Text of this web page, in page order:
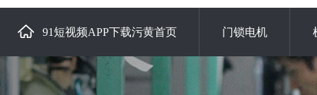
91短视频APP下载污黄首页 门锁电机
关于91短视频APP下载污黄